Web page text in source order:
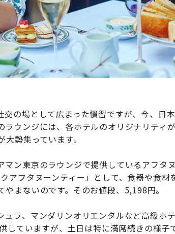
の場として広まった慣習ですが、今、日
ウンジには、各ホテルのオリジナリティ
勢集っています。
ン東京のラウンジで提供しているアフタ
アフタヌーンティー」として、食器や食材
まないのです。そのお値段、5,198円。
ラ、マンダリンオリエンタルなど高級ホ
ていますが、土日は特に満席続きの様子で